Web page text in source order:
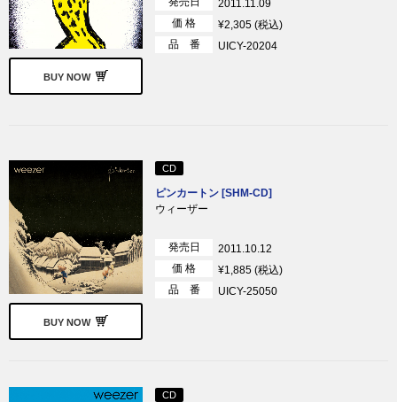
BUY NOW
2011.11.09
価 格
¥2,305 (税込)
品 番
UICY-20204
BUY NOW
CD
ピンカートン [SHM-CD]
ウィーザー
発売日
2011.10.12
価 格
¥1,885 (税込)
品 番
UICY-25050
CD